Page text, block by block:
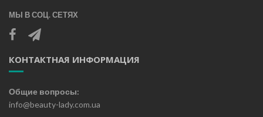
МЫ В СОЦ. СЕТЯХ
КОНТАКТНАЯ ИНФОРМАЦИЯ
Общие вопросы:
info@beauty-lady.com.ua